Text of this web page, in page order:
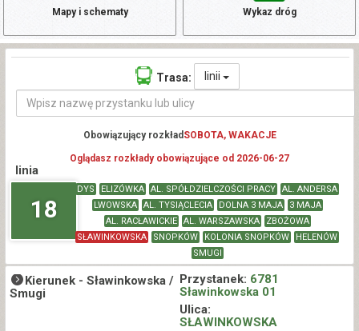
Mapy i schematy Wykaz dróg
Trasa: linii
Obowiązujący rozkład SOBOTA, WAKACJE
Oglądasz rozkłady obowiązujące od 2026-06-27
linia
18
DYS ELIZÓWKA AL. SPÓŁDZIELCZOŚCI PRACY
AL. ANDERSA
LWOWSKA
AL. TYSIĄCLECIA DOLNA 3 MAJA
3 MAJA
AL. RACŁAWICKIE
AL. WARSZAWSKA
ZBOŻOWA
SŁAWINKOWSKA
SNOPKÓW KOLONIA SNOPKÓW
HELENÓW
SMUGI
Kierunek - Sławinkowska /
Smugi
Przystanek: 6781
Sławinkowska 01
Ulica:
SŁAWINKOWSKA